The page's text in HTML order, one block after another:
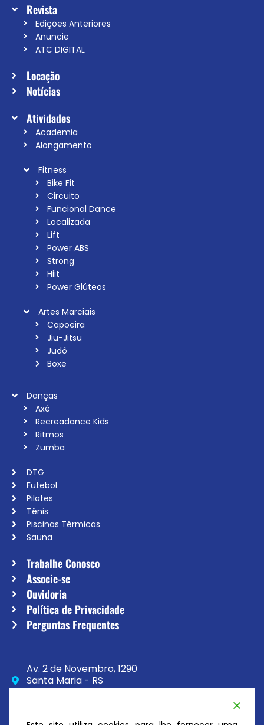
Revista
Edições Anteriores
Anuncie
ATC DIGITAL
Locação
Notícias
Atividades
Academia
Alongamento
Fitness
Bike Fit
Circuito
Funcional Dance
Localizada
Lift
Power ABS
Strong
Hiit
Power Glúteos
Artes Marciais
Capoeira
Jiu-Jitsu
Judô
Boxe
Danças
Axé
Recreadance Kids
Ritmos
Zumba
DTG
Futebol
Pilates
Tênis
Piscinas Térmicas
Sauna
Trabalhe Conosco
Associe-se
Ouvidoria
Política de Privacidade
Perguntas Frequentes
Av. 2 de Novembro, 1290
Santa Maria - RS
CEP 97020-230